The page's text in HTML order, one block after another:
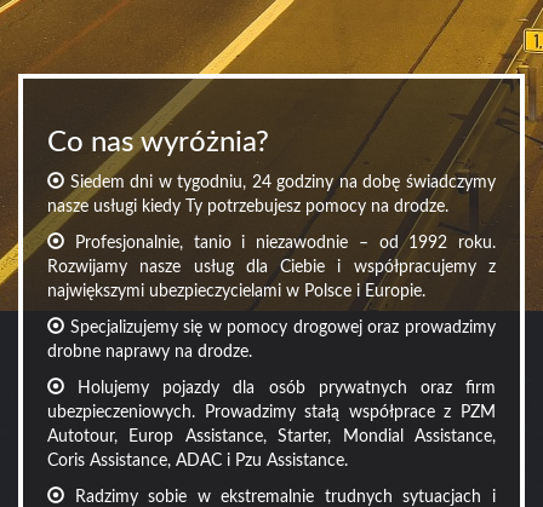
Co nas wyróżnia?
Siedem dni w tygodniu, 24 godziny na dobę świadczymy
nasze usługi kiedy Ty potrzebujesz pomocy na drodze.
Profesjonalnie, tanio i niezawodnie – od 1992 roku.
Rozwijamy nasze usług dla Ciebie i współpracujemy z
największymi ubezpieczycielami w Polsce i Europie.
Specjalizujemy się w pomocy drogowej oraz prowadzimy
drobne naprawy na drodze.
Holujemy pojazdy dla osób prywatnych oraz firm
ubezpieczeniowych. Prowadzimy stałą współprace z PZM
Autotour, Europ Assistance, Starter, Mondial Assistance,
Coris Assistance, ADAC i Pzu Assistance.
Radzimy sobie w ekstremalnie trudnych sytuacjach i